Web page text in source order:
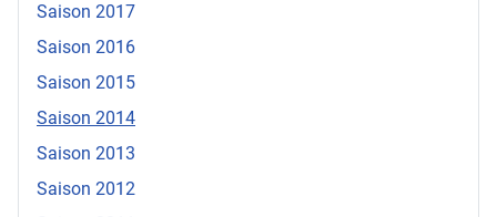
Saison 2017
Saison 2016
Saison 2015
Saison 2014
Saison 2013
Saison 2012